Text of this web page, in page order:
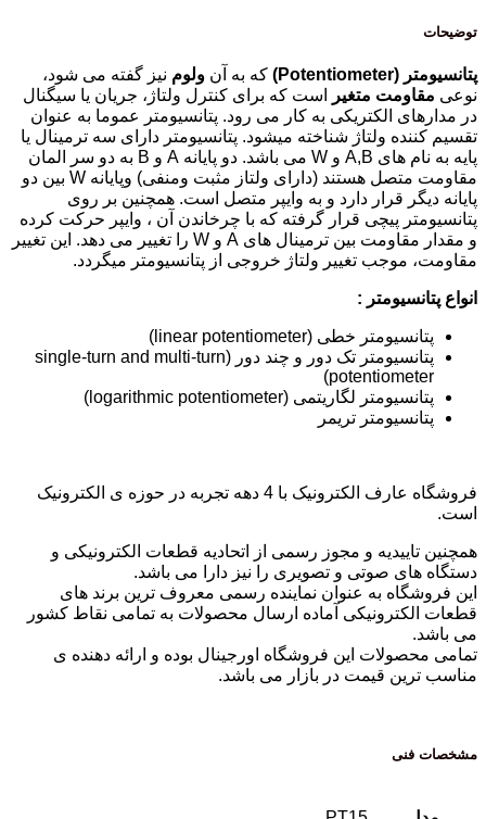
توضیحات
پتانسيومتر (Potentiometer) كه به آن ولوم نيز گفته مى شود،
نوعى مقاومت متغير
است كه براى كنترل ولتاژ، جريان يا سيگنال
در مدارهاى الكتريكى به كار مى رود. پتانسيومتر عموما به عنوان
تقسیم کننده ولتاژ شناخته میشود. پتانسیومتر دارای سه ترمینال یا
پایه به نام های A,B و W مى باشد. دو پايانه A و B به دو سر المان
مقاومت متصل هستند (داراى ولتاز مثبت ومنفى) وپايانه W بين دو
پايانه ديگر قرار دارد و به وايپر متصل است. همچنین بر روى
پتانسيومتر پيچى قرار گرفته که با چرخاندن آن ، وايپر حركت کرده
و مقدار مقاومت بين ترمينال های A و W را تغيير مى دهد. اين تغيير
مقاومت، موجب تغییر ولتاژ خروجى از پتانسيومتر میگردد.
انواع پتانسیومتر :
پتانسیومتر خطی (linear potentiometer)
پتانسیومتر تک دور و چند دور (single-turn and multi-turn
potentiometer)
پتانسیومتر لگاریتمی (logarithmic potentiometer)
پتانسیومتر تریمر
فروشگاه عارف الکترونیک با 4 دهه تجربه در حوزه ی الکترونیک
است.
همچنین تاییدیه و مجوز رسمی از اتحادیه قطعات الکترونیکی و
دستگاه های صوتی و تصویری را نیز دارا می باشد.
این فروشگاه به عنوان نماینده رسمی معروف ترین برند های
قطعات الکترونیکی آماده ارسال محصولات به تمامی نقاط کشور
می باشد.
تمامی محصولات این فروشگاه اورجینال بوده و ارائه دهنده ی
مناسب ترین قیمت در بازار می باشد.
مشخصات فنی